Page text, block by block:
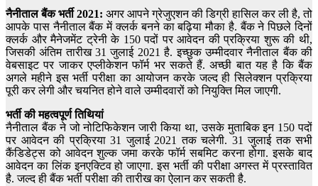
नैनीताल बैंक भर्ती 2021: अगर आपने ग्रेजुएशन की डिग्री हासिल कर ली है, तो
आपके पास नैनीताल बैंक में क्लर्क बनने का बढ़िया मौका है. बैंक ने पिछले दिनों
क्लर्क और मैनेजमेंट ट्रेनी के 150 पदों पर आवेदन की प्रक्रिया शुरू की थी,
जिसकी अंतिम तारीख 31 जुलाई 2021 है. इच्छुक उम्मीदवार नैनीताल बैंक की
वेबसाइट पर जाकर एप्लीकेशन फॉर्म भर सकते हैं. अच्छी बात यह है कि बैंक
अगले महीने इस भर्ती परीक्षा का आयोजन करके जल्द ही सिलेक्शन प्रक्रिया
पूरी कर लेगी और चयनित होने वाले उम्मीदवारों को नियुक्ति मिल जाएगी.
भर्ती की महत्वपूर्ण तिथियां
नैनीताल बैंक ने जो नोटिफिकेशन जारी किया था, उसके मुताबिक इन 150 पदों
पर आवेदन की प्रक्रिया 31 जुलाई 2021 तक चलेगी. 31 जुलाई तक सभी
कैंडिडेट्स को आवेदन शुल्क जमा करके फॉर्म सबमिट करना होगा. इसके बाद
आवेदन का लिंक इनएक्टिव हो जाएगा. इस भर्ती की परीक्षा अगस्त में प्रस्तावित
है. जल्द ही बैंक भर्ती परीक्षा की तारीख का ऐलान कर सकती है.